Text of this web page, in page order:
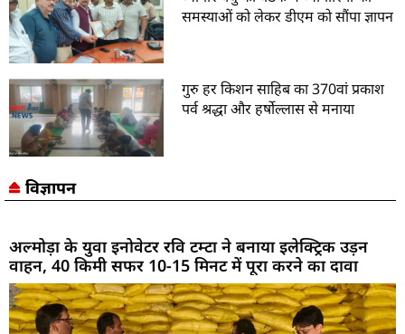
समस्याओं को लेकर डीएम को सौंपा ज्ञापन
गुरु हर किशन साहिब का 370वां प्रकाश
पर्व श्रद्धा और हर्षोल्लास से मनाया
विज्ञापन
अल्मोड़ा के युवा इनोवेटर रवि टम्टा ने बनाया इलेक्ट्रिक उड़न
वाहन, 40 किमी सफर 10-15 मिनट में पूरा करने का दावा